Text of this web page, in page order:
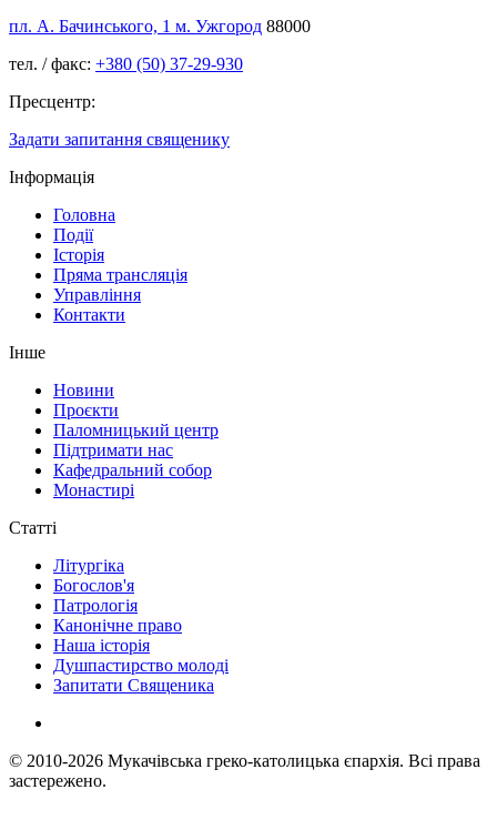
пл. А. Бачинського, 1 м. Ужгород 88000
тел. / факс: +380 (50) 37-29-930
Пресцентр:
Задати запитання священику
Інформація
Головна
Події
Історія
Пряма трансляція
Управління
Контакти
Інше
Новини
Проєкти
Паломницький центр
Підтримати нас
Кафедральний собор
Монастирі
Статті
Літургіка
Богослов'я
Патрологія
Канонічне право
Наша історія
Душпастирство молоді
Запитати Священика
© 2010-2026 Мукачівська греко-католицька єпархія. Всі права
застережено.